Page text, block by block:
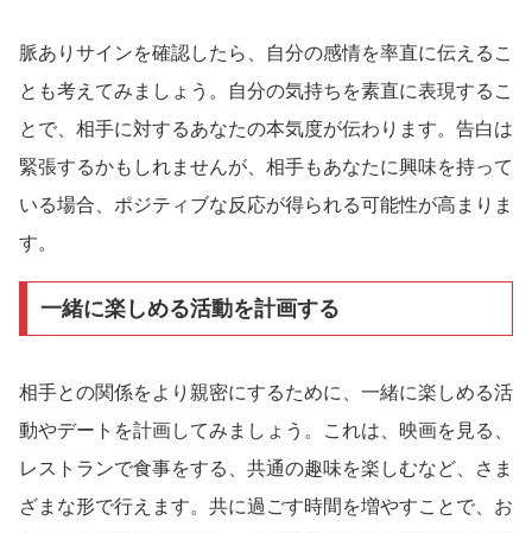
脈ありサインを確認したら、自分の感情を率直に伝えるこ
とも考えてみましょう。自分の気持ちを素直に表現するこ
とで、相手に対するあなたの本気度が伝わります。告白は
緊張するかもしれませんが、相手もあなたに興味を持って
いる場合、ポジティブな反応が得られる可能性が高まりま
す。
一緒に楽しめる活動を計画する
相手との関係をより親密にするために、一緒に楽しめる活
動やデートを計画してみましょう。これは、映画を見る、
レストランで食事をする、共通の趣味を楽しむなど、さま
ざまな形で行えます。共に過ごす時間を増やすことで、お